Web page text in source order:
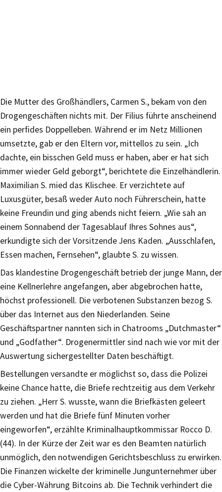
Die Mutter des Großhändlers, Carmen S., bekam von den
Drogengeschäften nichts mit. Der Filius führte anscheinend
ein perfides Doppelleben. Während er im Netz Millionen
umsetzte, gab er den Eltern vor, mittellos zu sein. „Ich
dachte, ein bisschen Geld muss er haben, aber er hat sich
immer wieder Geld geborgt“, berichtete die Einzelhändlerin.
Maximilian S. mied das Klischee. Er verzichtete auf
Luxusgüter, besaß weder Auto noch Führerschein, hatte
keine Freundin und ging abends nicht feiern. „Wie sah an
einem Sonnabend der Tagesablauf Ihres Sohnes aus“,
erkundigte sich der Vorsitzende Jens Kaden. „Ausschlafen,
Essen machen, Fernsehen“, glaubte S. zu wissen.
Das klandestine Drogengeschäft betrieb der junge Mann, der
eine Kellnerlehre angefangen, aber abgebrochen hatte,
höchst professionell. Die verbotenen Substanzen bezog S.
über das Internet aus den Niederlanden. Seine
Geschäftspartner nannten sich in Chatrooms „Dutchmaster“
und „Godfather“. Drogenermittler sind nach wie vor mit der
Auswertung sichergestellter Daten beschäftigt.
Bestellungen versandte er möglichst so, dass die Polizei
keine Chance hatte, die Briefe rechtzeitig aus dem Verkehr
zu ziehen. „Herr S. wusste, wann die Briefkästen geleert
werden und hat die Briefe fünf Minuten vorher
eingeworfen“, erzählte Kriminalhauptkommissar Rocco D.
(44). In der Kürze der Zeit war es den Beamten natürlich
unmöglich, den notwendigen Gerichtsbeschluss zu erwirken.
Die Finanzen wickelte der kriminelle Jungunternehmer über
die Cyber-Währung Bitcoins ab. Die Technik verhindert die